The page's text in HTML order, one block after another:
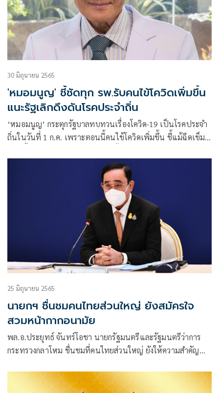
30 มิถุนายน 2565
'หมอมนูญ' ชี้ชัดทุก รพ.รับคนไข้โควิดเพิ่มขึ้น
แนะรัฐเลิกดึงดันโรคประจำถิ่น
‘หมอมนูญ’ กระตุกรัฐบาลทบทวนเรื่องโควิด-19 เป็นโรคประจำ
ถิ่นในวันที่ 1 ก.ค. เพราะตอนนี้คนไข้โควิดเพิ่มขึ้น ชี้แม้ฉีดเข็ม 5
25 มิถุนายน 2565
นายกฯ ชื่นชมคนไทยส่วนใหญ่ ยังสมัครใจ
สวมหน้ากากอนามัย
พล.อ.ประยุทธ์ จันทร์โอชา นายกรัฐมนตรีและรัฐมนตรีว่าการ
กระทรวงกลาโหม ชื่นชมที่คนไทยส่วนใหญ่ ยังให้ความสำคัญ